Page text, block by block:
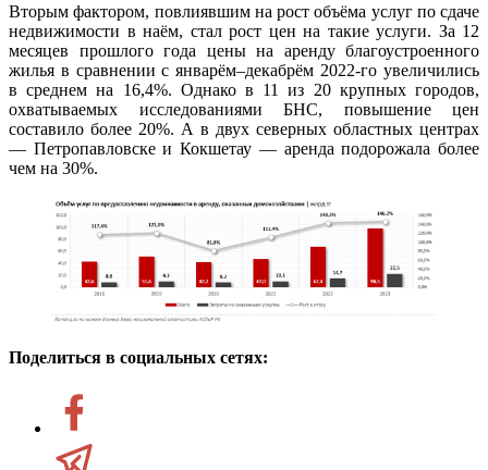
Вторым фактором, повлиявшим на рост объёма услуг по сдаче
недвижимости в наём, стал рост цен на такие услуги. За 12
месяцев прошлого года цены на аренду благоустроенного
жилья в сравнении с январём–декабрём 2022-го увеличились
в среднем на 16,4%. Однако в 11 из 20 крупных городов,
охватываемых исследованиями БНС, повышение цен
составило более 20%. А в двух северных областных центрах
— Петропавловске и Кокшетау — аренда подорожала более
чем на 30%.
Поделиться в социальных сетях: